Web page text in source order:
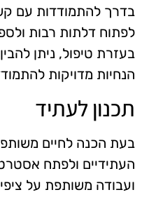
בדרך להתמודדות עם
לפתוח דלתות רבות
בעזרת טיפול, ניתן
הנחיות מדויקות
תכנון לעתיד
בעת הכנה לחיים
העתידיים ולפתח
ועבודה משותפת על